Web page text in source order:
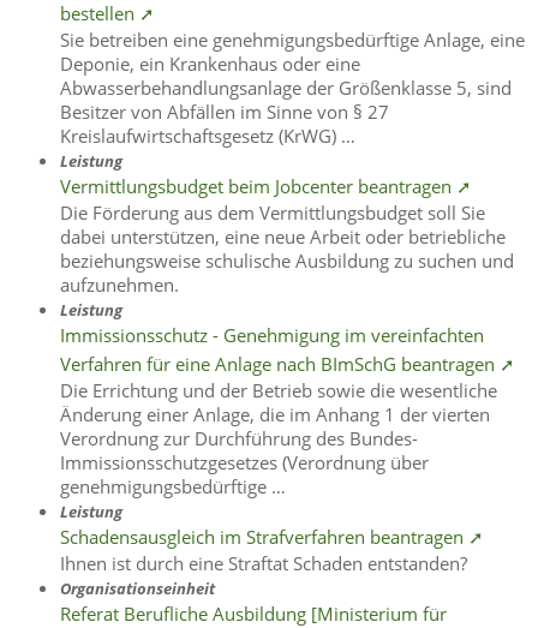
bestellen ➚
Sie betreiben eine genehmigungsbedürftige Anlage, eine
Deponie, ein Krankenhaus oder eine
Abwasserbehandlungsanlage der Größenklasse 5, sind
Besitzer von Abfällen im Sinne von § 27
Kreislaufwirtschaftsgesetz (KrWG) …
Leistung
Vermittlungsbudget beim Jobcenter beantragen ➚
Die Förderung aus dem Vermittlungsbudget soll Sie
dabei unterstützen, eine neue Arbeit oder betriebliche
beziehungsweise schulische Ausbildung zu suchen und
aufzunehmen.
Leistung
Immissionsschutz - Genehmigung im vereinfachten
Verfahren für eine Anlage nach BImSchG beantragen ➚
Die Errichtung und der Betrieb sowie die wesentliche
Änderung einer Anlage, die im Anhang 1 der vierten
Verordnung zur Durchführung des Bundes-
Immissionsschutzgesetzes (Verordnung über
genehmigungsbedürftige …
Leistung
Schadensausgleich im Strafverfahren beantragen ➚
Ihnen ist durch eine Straftat Schaden entstanden?
Organisationseinheit
Referat Berufliche Ausbildung [Ministerium für